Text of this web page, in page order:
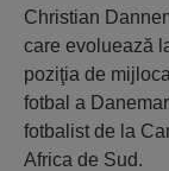
Christian
care evoluează
poziţia de
fotbal a
fotbalist de la
Africa de Sud.